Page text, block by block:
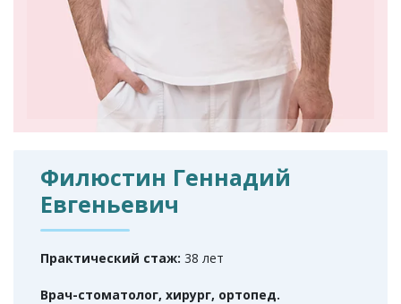
Филюстин Геннадий
Евгеньевич
Практический стаж: 38 лет
Врач-стоматолог, хирург, ортопед.